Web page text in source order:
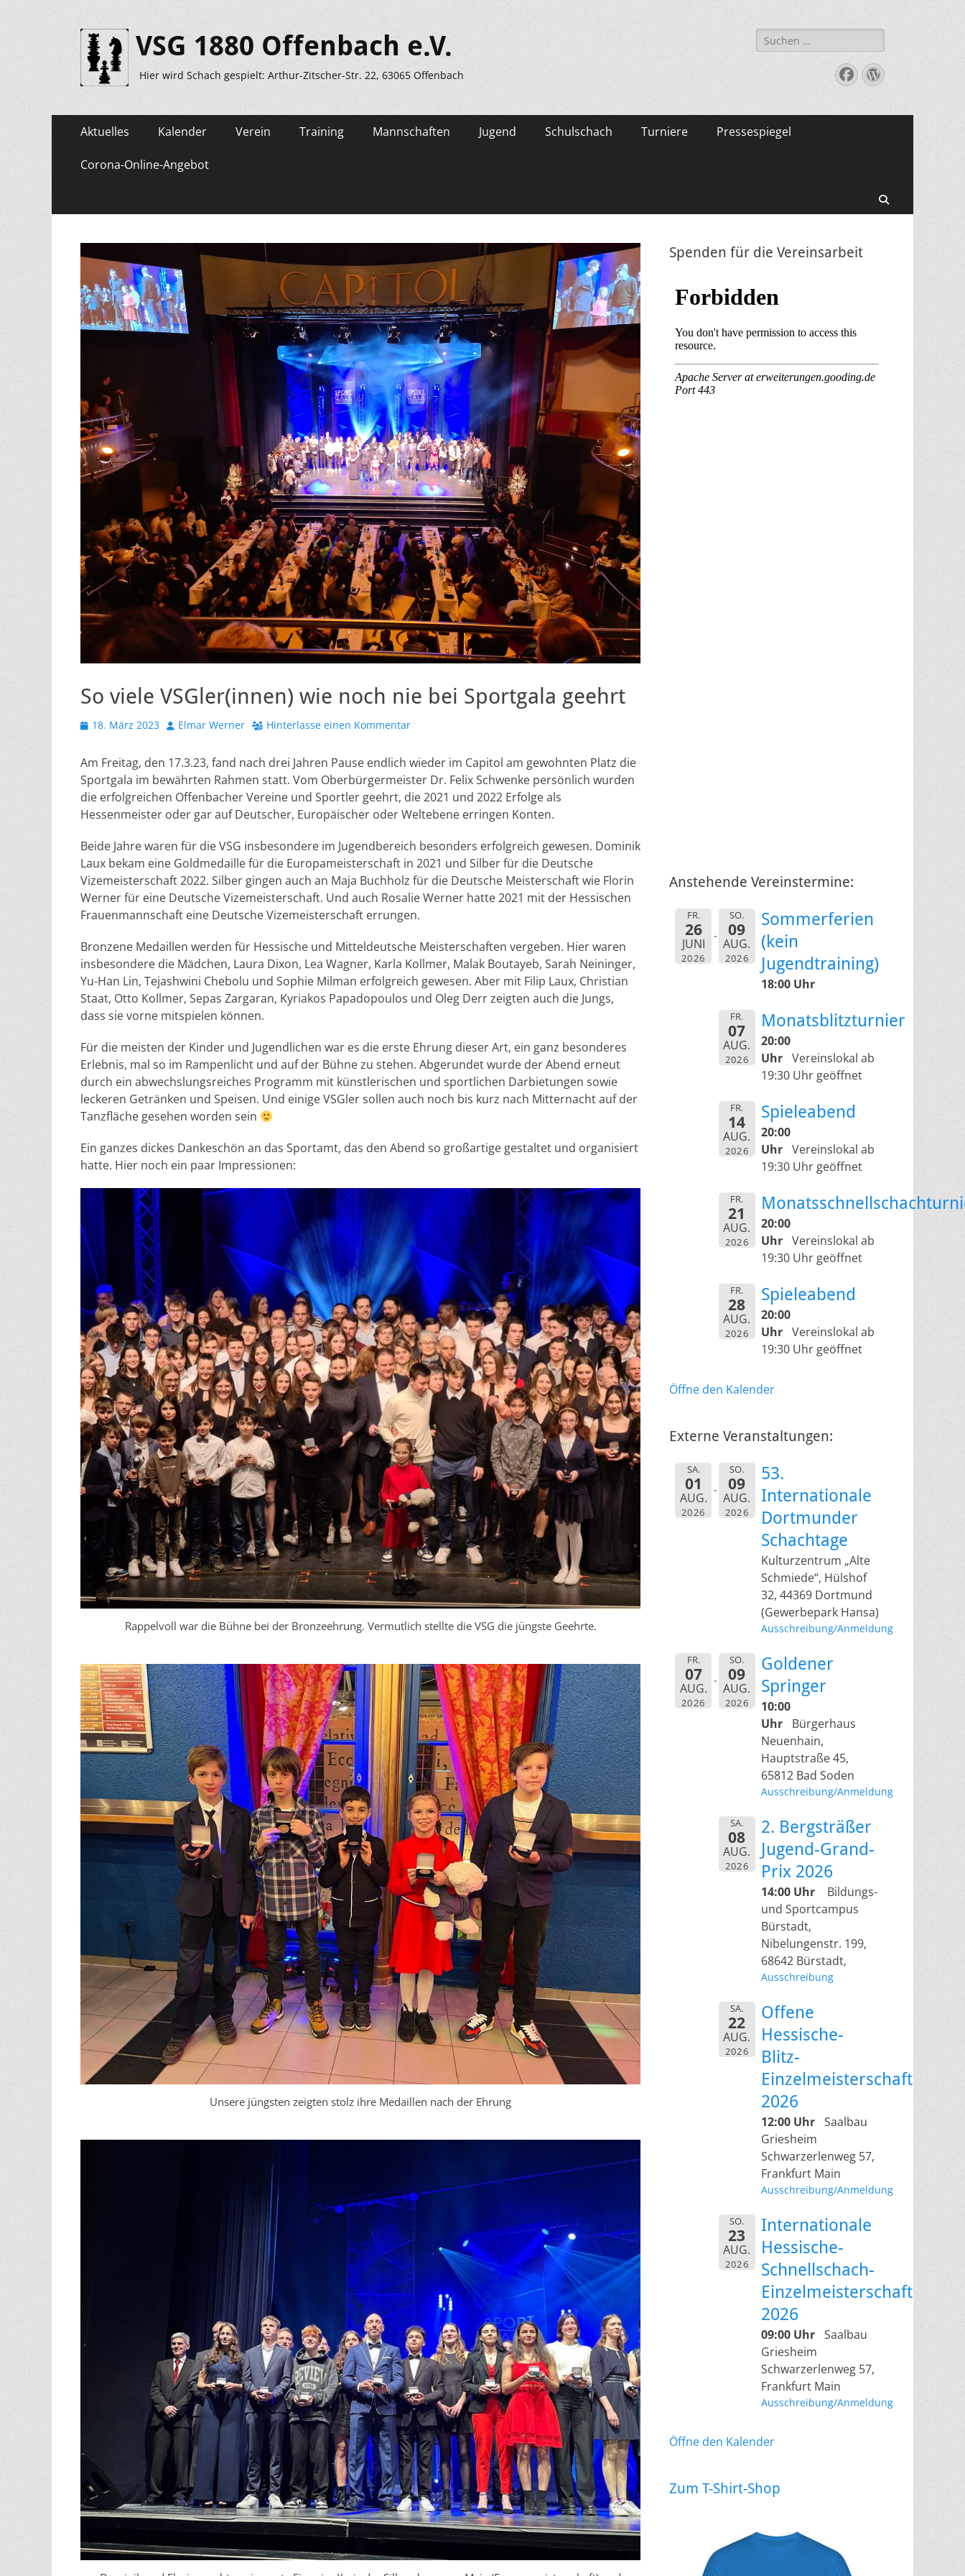
VSG 1880 Offenbach e.V.
Hier wird Schach gespielt: Arthur-Zitscher-Str. 22, 63065 Offenbach
Suche
nach:
Facebook
WordPress
Primäres
Zum
Inhalt
springen
Aktuelles Kalender Verein Training Mannschaften Jugend Schulschach Turniere Pressespiegel
Corona-Online-Angebot
So viele VSGler(innen) wie noch nie bei Sportgala geehrt
Veröffentlicht
18. März 2023 AutorElmar Werner Hinterlasse einen Kommentar
Am Freitag, den 17.3.23, fand nach drei Jahren Pause endlich wieder im Capitol am gewohnten Platz die
Sportgala im bewährten Rahmen statt. Vom Oberbürgermeister Dr. Felix Schwenke persönlich wurden
die erfolgreichen Offenbacher Vereine und Sportler geehrt, die 2021 und 2022 Erfolge als
Hessenmeister oder gar auf Deutscher, Europäischer oder Weltebene erringen Konten.
Beide Jahre waren für die VSG insbesondere im Jugendbereich besonders erfolgreich gewesen. Dominik
Laux bekam eine Goldmedaille für die Europameisterschaft in 2021 und Silber für die Deutsche
Vizemeisterschaft 2022. Silber gingen auch an Maja Buchholz für die Deutsche Meisterschaft wie Florin
Werner für eine Deutsche Vizemeisterschaft. Und auch Rosalie Werner hatte 2021 mit der Hessischen
Frauenmannschaft eine Deutsche Vizemeisterschaft errungen.
Bronzene Medaillen werden für Hessische und Mitteldeutsche Meisterschaften vergeben. Hier waren
insbesondere die Mädchen, Laura Dixon, Lea Wagner, Karla Kollmer, Malak Boutayeb, Sarah Neininger,
Yu-Han Lin, Tejashwini Chebolu und Sophie Milman erfolgreich gewesen. Aber mit Filip Laux, Christian
Staat, Otto Kollmer, Sepas Zargaran, Kyriakos Papadopoulos und Oleg Derr zeigten auch die Jungs,
dass sie vorne mitspielen können.
Für die meisten der Kinder und Jugendlichen war es die erste Ehrung dieser Art, ein ganz besonderes
Erlebnis, mal so im Rampenlicht und auf der Bühne zu stehen. Abgerundet wurde der Abend erneut
durch ein abwechslungsreiches Programm mit künstlerischen und sportlichen Darbietungen sowie
leckeren Getränken und Speisen. Und einige VSGler sollen auch noch bis kurz nach Mitternacht auf der
Tanzfläche gesehen worden sein
Ein ganzes dickes Dankeschön an das Sportamt, das den Abend so großartige gestaltet und organisiert
hatte. Hier noch ein paar Impressionen:
Rappelvoll war die Bühne bei der Bronzeehrung. Vermutlich stellte die VSG die jüngste Geehrte.
Unsere jüngsten zeigten stolz ihre Medaillen nach der Ehrung
Spenden für die Vereinsarbeit
Anstehende Vereinstermine:
FR.
26
JUNI
2026
SO.
09
AUG.
2026
Sommerferien
(kein
Jugendtraining)
18:00 Uhr
FR.
07
AUG.
2026
Monatsblitzturnier
20:00
Uhr Vereinslokal ab
19:30 Uhr geöffnet
FR.
14
AUG.
2026
Spieleabend
20:00
Uhr Vereinslokal ab
19:30 Uhr geöffnet
FR.
21
AUG.
2026
20:00
Uhr Vereinslokal ab
19:30 Uhr geöffnet
FR.
28
AUG.
2026
Spieleabend
20:00
Uhr Vereinslokal ab
19:30 Uhr geöffnet
Öffne den Kalender
Externe Veranstaltungen:
SA.
01
AUG.
2026
SO.
09
AUG.
2026
53.
Internationale
Dortmunder
Schachtage
Kulturzentrum „Alte
Schmiede“, Hülshof
32, 44369 Dortmund
(Gewerbepark Hansa)
Ausschreibung/Anmeldung
FR.
07
AUG.
2026
SO.
09
AUG.
2026
Goldener
Springer
10:00
Uhr
Bürgerhaus
Neuenhain,
Hauptstraße 45,
65812 Bad Soden
Ausschreibung/Anmeldung
SA.
08
AUG.
2026
2. Bergsträßer
Jugend-Grand-
Prix 2026
14:00 Uhr
Bildungs-
und Sportcampus
Bürstadt,
Nibelungenstr. 199,
68642 Bürstadt,
Ausschreibung
SA.
22
AUG.
2026
Offene
Hessische-
Blitz-
Einzelmeisterschaft
2026
12:00 Uhr Saalbau
Griesheim
Schwarzerlenweg 57,
Frankfurt Main
Ausschreibung/Anmeldung
SO.
23
AUG.
2026
Internationale
Hessische-
Schnellschach-
Einzelmeisterschaft
2026
09:00 Uhr Saalbau
Griesheim
Schwarzerlenweg 57,
Frankfurt Main
Ausschreibung/Anmeldung
Öffne den Kalender
Zum T-Shirt-Shop